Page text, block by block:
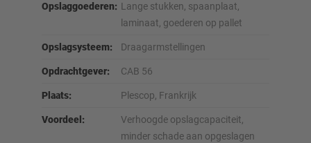
Opslaggoederen: Lange stukken, spaanplaat,
laminaat, goederen op pallet
Opslagsysteem: Draagarmstellingen
Opdrachtgever: CAB 56
Plaats: Plescop, Frankrijk
Voordeel:
Verhoogde opslagcapaciteit,
minder schade aan opgeslagen